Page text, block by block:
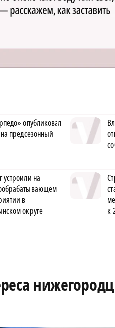
опубликовал
на предсезонный
устроили на
в
округе
к